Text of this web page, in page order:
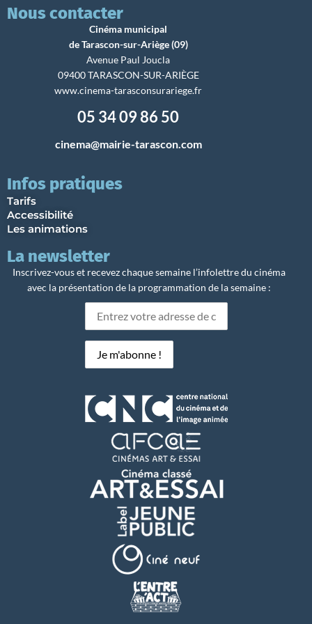
Nous contacter
Cinéma municipal
de Tarascon-sur-Ariège (09)
Avenue Paul Joucla
09400 TARASCON-SUR-ARIÈGE
www.cinema-tarasconsurariege.fr
05 34 09 86 50
cinema@mairie-tarascon.com
Infos pratiques
Tarifs
Accessibilité
Les animations
La newsletter
Inscrivez-vous et recevez chaque semaine l’infolettre du cinéma
avec la présentation de la programmation de la semaine :